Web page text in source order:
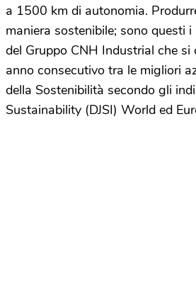
a 1500 km di autonomia.
maniera sostenibile; sono questi
del Gruppo CNH Industrial che
anno consecutivo tra le migliori
della Sostenibilità secondo gli
Sustainability (DJSI) World ed